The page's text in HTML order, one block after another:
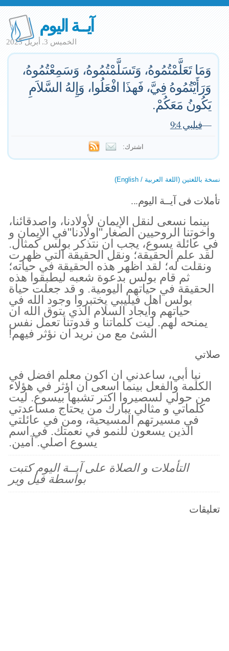
آيــة اليوم
الخميس 3. أبريل 2025
وَمَا تَعَلَّمْتُمُوهُ، وَتَسَلَّمْتُمُوهُ، وَسَمِعْتُمُوهُ،
وَرَأَيْتُمُوهُ فِيَّ، فَهذَا افْعَلُوا، وَإِلهُ السَّلاَمِ
يَكُونُ مَعَكُمْ.
—فيلبي 9:4
اشترك:
نسخة باللغتين (اللغة العربية / English)
تأملات فى آيــة اليوم...
بينما نسعى لنقل الإيمان لأولادنا، واصدقائنا،
واخوتنا الروحيين الصغار"اولادنا"في الإيمان و
في عائلة يسوع، يجب ان نتذكر بولس كمثال.
لقد علم الحقيقة؛ ونقل الحقيقة التي ظهرت
ونقلت له؛ لقد اظهر هذه الحقيقة في حياته؛
ثم قام بولس بدعوة شعبه ليطبقوا هذه
الحقيقة في حياتهم اليومية. و قد جعلت حياة
بولس اهل فيليبي يختبروا وجود الله في
حياتهم وايجاد السلام الذي يتوق الله ان
يمنحه لهم. ليت كلماتنا و قدوتنا تعمل نفس
الشئ مع من نريد ان نؤثر فيهم!
صلاتي
نيا أبي، ساعدني ان اكون معلم افضل في
الكلمة والفعل بينما اسعى ان اؤثر في هؤلاء
من حولي لسصيروا اكتر تشبها بيسوع. ليت
كلماتي و مثالي يبارك من يحتاج مساعدتي
في مسيرتهم المسيحية، ومن في عائلتي
الذين يسعون للنمو في نعمتك. في اسم
يسوع اصلي. آمين.
التأملات و الصلاة على آيــة اليوم كتبت
بواسطة فيل وير
تعليقات